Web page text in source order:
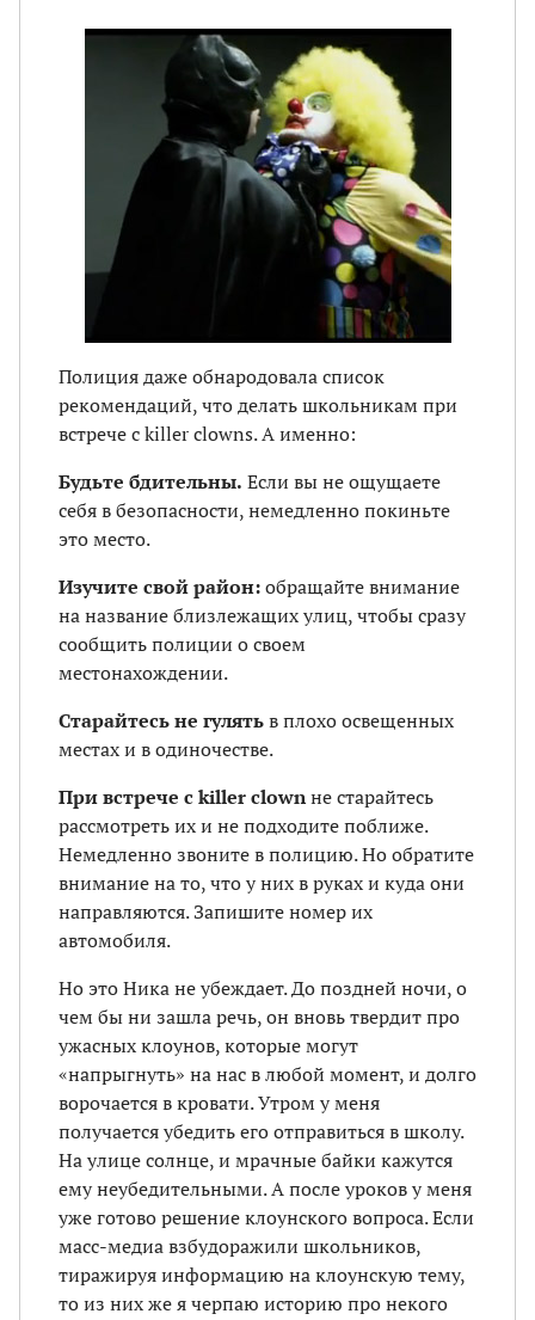
Полиция даже обнародовала список
рекомендаций, что делать школьникам при
встрече с killer clowns. А именно:
Будьте бдительны. Если вы не ощущаете
себя в безопасности, немедленно покиньте
это место.
Изучите свой район:обращайте внимание
на название близлежащих улиц, чтобы сразу
сообщить полиции о своем
местонахождении.
Старайтесь не гулятьв плохо освещенных
местах и в одиночестве.
При встрече с killer clownне старайтесь
рассмотреть их и не подходите поближе.
Немедленно звоните в полицию. Но обратите
внимание на то, что у них в руках и куда они
направляются. Запишите номер их
автомобиля.
Но это Ника не убеждает. До поздней ночи, о
чем бы ни зашла речь, он вновь твердит про
ужасных клоунов, которые могут
«напрыгнуть» на нас в любой момент, и долго
ворочается в кровати. Утром у меня
получается убедить его отправиться в школу.
На улице солнце, и мрачные байки кажутся
ему неубедительными. А после уроков у меня
уже готово решение клоунского вопроса. Если
масс-медиа взбудоражили школьников,
тиражируя информацию на клоунскую тему,
то из них же я черпаю историю про некого